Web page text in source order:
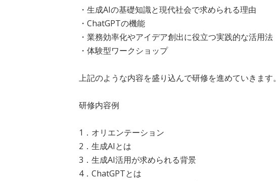
・生成AIの基礎知識と現代社会で求められる理由
・ChatGPTの機能
・業務効率化やアイデア創出に役立つ実践的な活用法
・体験型ワークショップ
上記のような内容を盛り込んで研修を進めていきます。
研修内容例
1．オリエンテーション
2．生成AIとは
3．生成AI活用が求められる背景
4．ChatGPTとは